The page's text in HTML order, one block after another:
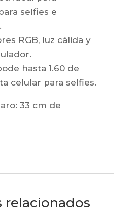
selfies e
RGB, luz cálida y
hasta 1.60 de
celular para selfies.
33 cm de
relacionados